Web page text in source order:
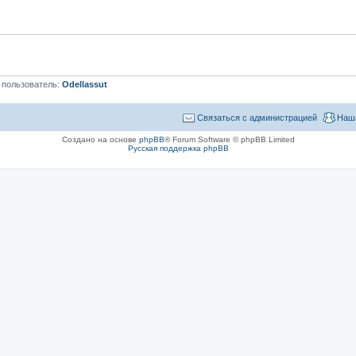
Odellassut
Связаться с администрацией
Создано на основе phpBB® Forum Software © phpBB Limited
Русская поддержка phpBB